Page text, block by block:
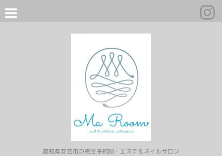
高知県安芸市の完全予約制・エステ＆ネイルサロン